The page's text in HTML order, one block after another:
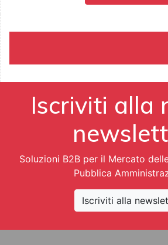
Iscriviti alla
Soluzioni B2B per il Mercato
Pubblica
Iscriviti alla